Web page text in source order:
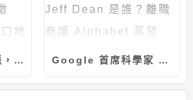
川普鎖喉半導體命脈，傳多晶矽將開徵 15% 關稅、加設進口地板價 Google 首席科學家 Jeff Dean 是誰？離職竟讓 Alphabet 蒸發 1900 億美元